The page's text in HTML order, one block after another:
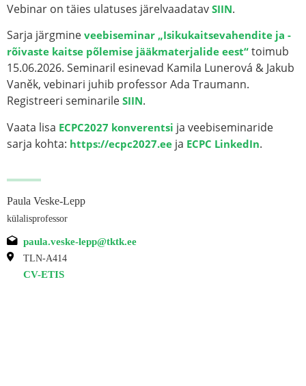
Vebinar on täies ulatuses järelvaadatav SIIN.
Sarja järgmine veebiseminar „Isikukaitsevahendite ja -
rõivaste kaitse põlemise jääkmaterjalide eest“ toimub
15.06.2026. Seminaril esinevad Kamila Lunerová & Jakub
Vaněk, vebinari juhib professor Ada Traumann.
Registreeri seminarile SIIN.
Vaata lisa ECPC2027 konverentsi ja veebiseminaride
sarja kohta: https://ecpc2027.ee ja ECPC LinkedIn.
Paula Veske-Lepp
külalisprofessor
paula.veske-lepp@tktk.ee
TLN-A414
CV-ETIS